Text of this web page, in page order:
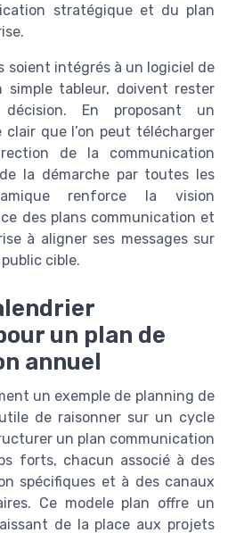
stratégique et du plan
soient intégrés à un logiciel de
tableur, doivent rester
En proposant un
clair que l’on peut télécharger
de la communication
la démarche par toutes les
renforce la vision
des plans communication et
à aligner ses messages sur
cible.
un plan de
annuel
un exemple de planning de
de raisonner sur un cycle
un plan communication
forts, chacun associé à des
spécifiques et à des canaux
Ce modele plan offre un
de la place aux projets